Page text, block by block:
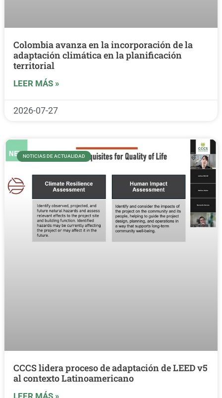
Colombia avanza en la incorporación de la
adaptación climática en la planificación
territorial
LEER MÁS »
2026-07-27
NOTICIAS DE ACTUALIDAD
CCCS lidera proceso de adaptación de LEED v5
al contexto Latinoamericano
LEER MÁS »